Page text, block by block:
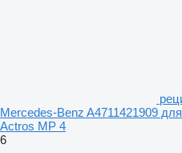
Mercedes-Benz A4711421909
Actros MP 4
6